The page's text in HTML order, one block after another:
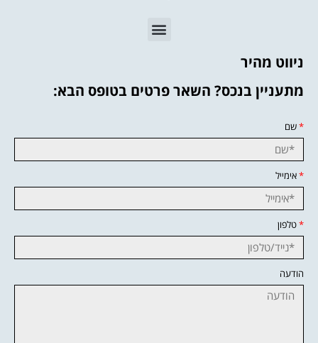
ניווט מהיר
מתעניין בנכס? השאר פרטים בטופס הבא:
*שם
*אימייל
*טלפון
הודעה